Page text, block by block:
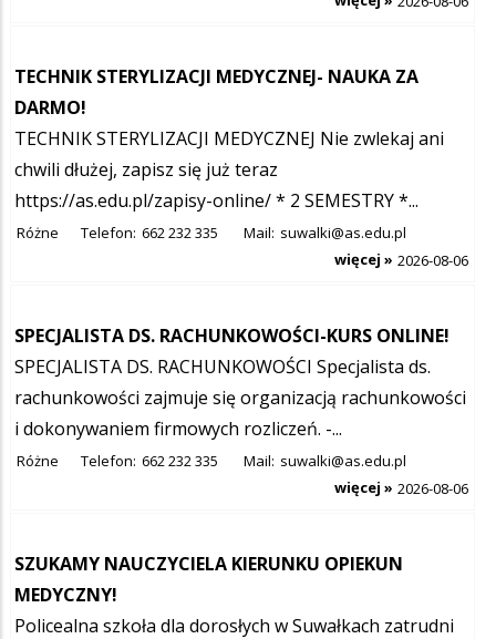
TECHNIK STERYLIZACJI MEDYCZNEJ- NAUKA ZA
DARMO!
TECHNIK STERYLIZACJI MEDYCZNEJ Nie zwlekaj ani
chwili dłużej, zapisz się już teraz
https://as.edu.pl/zapisy-online/* 2 SEMESTRY *...
Różne Telefon: 662 232 335 Mail: suwalki@as.edu.pl
2026-08-06
więcej »
SPECJALISTA DS. RACHUNKOWOŚCI-KURS ONLINE!
SPECJALISTA DS. RACHUNKOWOŚCI Specjalista ds.
rachunkowości zajmuje się organizacją rachunkowości
i dokonywaniem firmowych rozliczeń. -...
Różne Telefon: 662 232 335 Mail: suwalki@as.edu.pl
2026-08-06
więcej »
SZUKAMY NAUCZYCIELA KIERUNKU OPIEKUN
MEDYCZNY!
Policealna szkoła dla dorosłych w Suwałkach zatrudni